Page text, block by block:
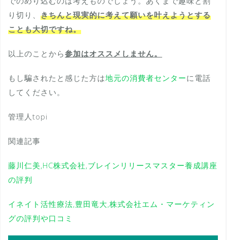
り切り、 きちんと現実的に考えて願いを叶えようとする
ことも大切ですね。
以上のことから参加はオススメしません。
もし騙されたと感じた方は地元の消費者センターに電話
してください。
管理人topi
関連記事
藤川仁美,HC株式会社,ブレインリリースマスター養成講座
の評判
イネイト活性療法,豊田竜大,株式会社エム・マーケティン
グの評判や口コミ